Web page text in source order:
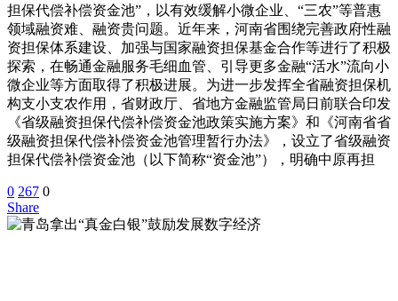
担保代偿补偿资金池”，以有效缓解小微企业、“三农”等普惠
领域融资难、融资贵问题。近年来，河南省围绕完善政府性融
资担保体系建设、加强与国家融资担保基金合作等进行了积极
探索，在畅通金融服务毛细血管、引导更多金融“活水”流向小
微企业等方面取得了积极进展。为进一步发挥全省融资担保机
构支小支农作用，省财政厅、省地方金融监管局日前联合印发
《省级融资担保代偿补偿资金池政策实施方案》和《河南省省
级融资担保代偿补偿资金池管理暂行办法》，设立了省级融资
担保代偿补偿资金池（以下简称“资金池”），明确中原再担
0 267 0
Share